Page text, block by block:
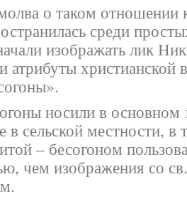
о таком отношении
среди
изображать лик
атрибуты христианской
носили в основном
сельской местности, в
– бесогоном
чем изображения со